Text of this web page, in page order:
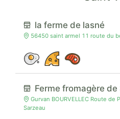
la ferme de lasné
56450 saint armel 11 route du
Ferme fromagère
Gurvan BOURVELLEC Route de
Sarzeau